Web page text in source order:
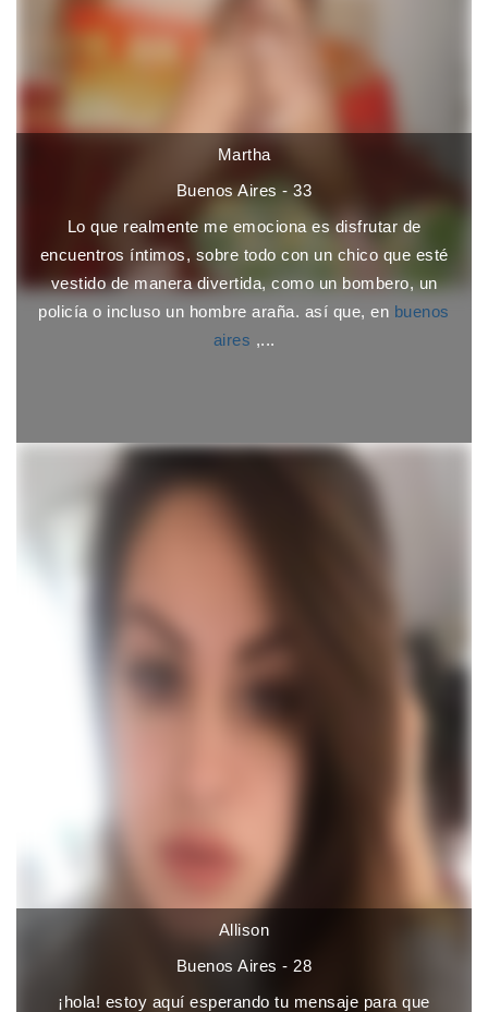
Martha
Buenos Aires - 33
Lo que realmente me emociona es disfrutar de
encuentros íntimos, sobre todo con un chico que esté
vestido de manera divertida, como un bombero, un
policía o incluso un hombre araña. así que, en buenos
aires ,...
Allison
Buenos Aires - 28
¡hola! estoy aquí esperando tu mensaje para que